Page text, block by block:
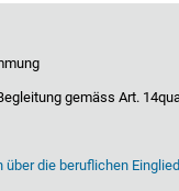
gemäss Art.
über die beruflichen